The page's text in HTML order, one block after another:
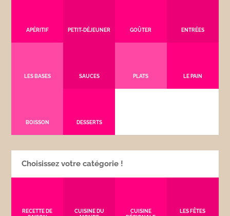
APÉRITIF PETIT-DÉJEUNER GOÛTER ENTRÉES
LES BASES SAUCES PLATS LE PAIN
BOISSON DESSERTS
Choisissez votre catégorie !
RECETTE DE
CUISINE DU
CUISINE
LES FÊTES